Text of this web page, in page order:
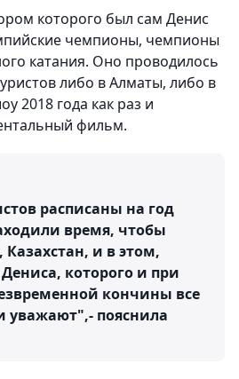
которого был сам Денис
чемпионы, чемпионы
катания. Оно проводилось
либо в Алматы, либо в
2018 года как раз и
фильм.
расписаны на год
время, чтобы
Казахстан, и в этом,
которого и при
кончины все
уважают",- пояснила